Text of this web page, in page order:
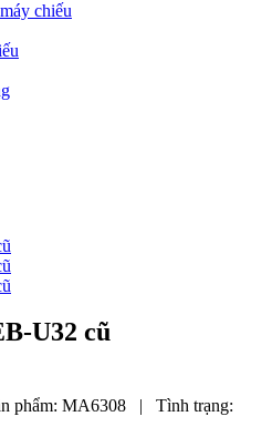
chiếu
U32 cũ
phẩm: MA6308 |
Tình trạng: